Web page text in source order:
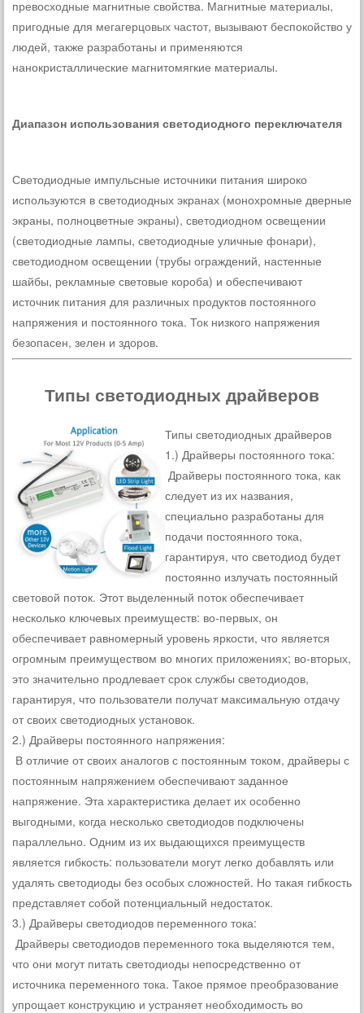
превосходные магнитные свойства. Магнитные материалы,
пригодные для мегагерцовых частот, вызывают беспокойство у
людей, также разработаны и применяются
нанокристаллические магнитомягкие материалы.
Диапазон использования светодиодного переключателя
Светодиодные импульсные источники питания широко
используются в светодиодных экранах (монохромные дверные
экраны, полноцветные экраны), светодиодном освещении
(светодиодные лампы, светодиодные уличные фонари),
светодиодном освещении (трубы ограждений, настенные
шайбы, рекламные световые короба) и обеспечивают
источник питания для различных продуктов постоянного
напряжения и постоянного тока. Ток низкого напряжения
безопасен, зелен и здоров.
Типы светодиодных драйверов
Типы светодиодных драйверов
1.) Драйверы постоянного тока:
Драйверы постоянного тока, как
следует из их названия,
специально разработаны для
подачи постоянного тока,
гарантируя, что светодиод будет
постоянно излучать постоянный
световой поток. Этот выделенный поток обеспечивает
несколько ключевых преимуществ: во-первых, он
обеспечивает равномерный уровень яркости, что является
огромным преимуществом во многих приложениях; во-вторых,
это значительно продлевает срок службы светодиодов,
гарантируя, что пользователи получат максимальную отдачу
от своих светодиодных установок.
2.) Драйверы постоянного напряжения:
В отличие от своих аналогов с постоянным током, драйверы с
постоянным напряжением обеспечивают заданное
напряжение. Эта характеристика делает их особенно
выгодными, когда несколько светодиодов подключены
параллельно. Одним из их выдающихся преимуществ
является гибкость: пользователи могут легко добавлять или
удалять светодиоды без особых сложностей. Но такая гибкость
представляет собой потенциальный недостаток.
3.) Драйверы светодиодов переменного тока:
Драйверы светодиодов переменного тока выделяются тем,
что они могут питать светодиоды непосредственно от
источника переменного тока. Такое прямое преобразование
упрощает конструкцию и устраняет необходимость во